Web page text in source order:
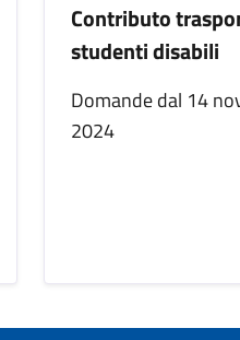
Contributo
studenti disabili
Domande dal 14
2024